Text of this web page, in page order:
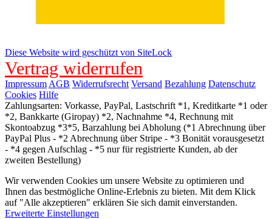
Diese Website wird geschützt von SiteLock
Vertrag widerrufen
Impressum AGB Widerrufsrecht Versand Bezahlung Datenschutz
Cookies Hilfe
Zahlungsarten: Vorkasse, PayPal, Lastschrift *1, Kreditkarte *1 oder
*2, Bankkarte (Giropay) *2, Nachnahme *4, Rechnung mit
Skontoabzug *3*5, Barzahlung bei Abholung (*1 Abrechnung über
PayPal Plus - *2 Abrechnung über Stripe - *3 Bonität vorausgesetzt
- *4 gegen Aufschlag - *5 nur für registrierte Kunden, ab der
zweiten Bestellung)
Wir verwenden Cookies um unsere Website zu optimieren und
Ihnen das bestmögliche Online-Erlebnis zu bieten. Mit dem Klick
auf "Alle akzeptieren" erklären Sie sich damit einverstanden.
Erweiterte Einstellungen